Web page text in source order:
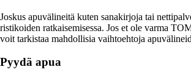
Joskus apuvälineitä kuten sanakirjoja tai
ristikoiden ratkaisemisessa. Jos et ole varma
voit tarkistaa mahdollisia vaihtoehtoja
Pyydä apua